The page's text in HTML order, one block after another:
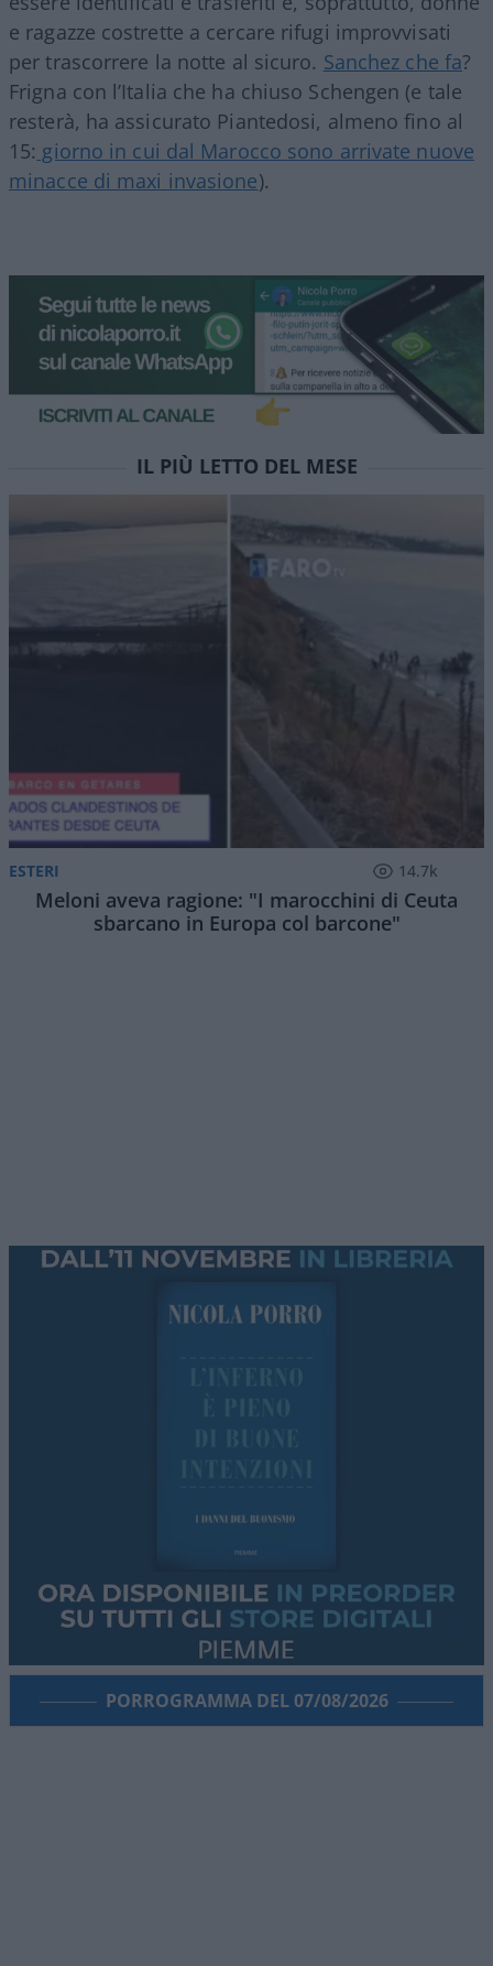
e ragazze costrette a cercare rifugi improvvisati
per trascorrere la notte al sicuro. Sanchez che fa?
Frigna con l’Italia che ha chiuso Schengen (e tale
resterà, ha assicurato Piantedosi, almeno fino al
15: giorno in cui dal Marocco sono arrivate nuove
minacce di maxi invasione).
IL PIÙ LETTO DEL MESE
ESTERI 14.7k
Meloni aveva ragione: "I marocchini di Ceuta
sbarcano in Europa col barcone"
PORROGRAMMA DEL 07/08/2026